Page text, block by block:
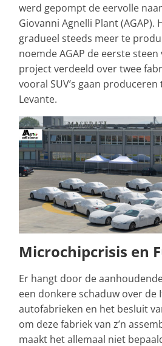
werd gepompt de eervolle
Giovanni Agnelli Plant (AGAP).
gradueel steeds meer te
noemde AGAP de eerste
project verdeeld over twee
vooral SUV’s gaan
Levante.
Microchipcrisis en
Er hangt door de
een donkere schaduw over de
autofabrieken en het besluit
om deze fabriek van z’n
maakt het allemaal niet